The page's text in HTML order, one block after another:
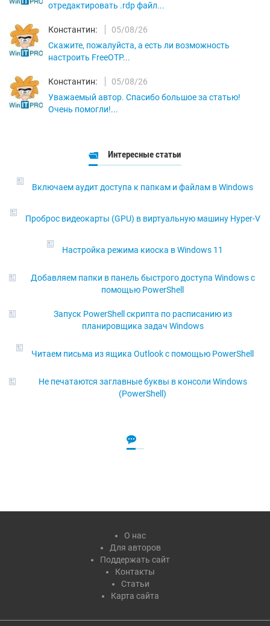
отредактировать .rdp файл...
Константин:
05/08/26
Скажите, пожалуйста, а есть ли возможность
настроить FreeOTP...
Константин:
05/08/26
Уважаемый автор. Спасибо большое за статью!
Очень помогли!...
Интересные статьи
Включаем аудит доступа к папкам и файлам в Windows
Проброс видеокарты (GPU) в виртуальную машину Hyper-V
Настройка режима киоска в Windows 11
Добавляем папки в панель быстрого доступа Windows с
помощью PowerShell
Запуск PowerShell скрипта по расписанию из
планировщика задач Windows
Читаем письма из ящика Outlook с помощью PowerShell
Не печатаются заглавные буквы в консоли Windows
(PowerShell)
О нас
Для авторов
Поддержать сайт
Контакты
Статьи
Карта сайта